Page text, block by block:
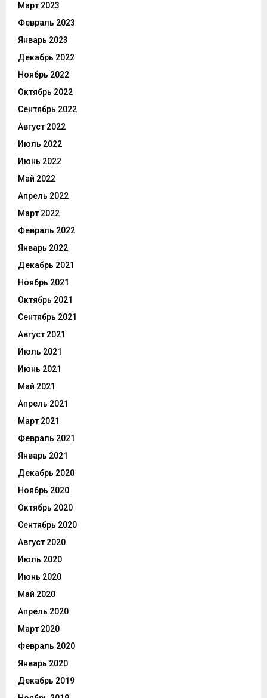
Март 2023
Февраль 2023
Январь 2023
Декабрь 2022
Ноябрь 2022
Октябрь 2022
Сентябрь 2022
Август 2022
Июль 2022
Июнь 2022
Май 2022
Апрель 2022
Март 2022
Февраль 2022
Январь 2022
Декабрь 2021
Ноябрь 2021
Октябрь 2021
Сентябрь 2021
Август 2021
Июль 2021
Июнь 2021
Май 2021
Апрель 2021
Март 2021
Февраль 2021
Январь 2021
Декабрь 2020
Ноябрь 2020
Октябрь 2020
Сентябрь 2020
Август 2020
Июль 2020
Июнь 2020
Май 2020
Апрель 2020
Март 2020
Февраль 2020
Январь 2020
Декабрь 2019